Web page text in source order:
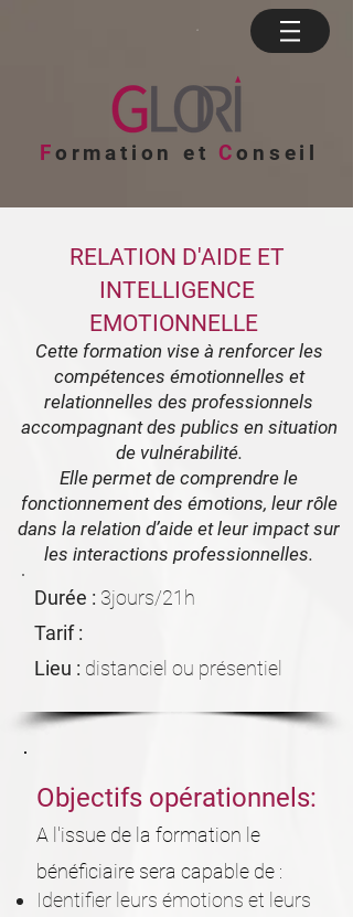
Formation et Conseil
RELATION D'AIDE ET
INTELLIGENCE
EMOTIONNELLE
Cette formation vise à renforcer les
compétences émotionnelles et
relationnelles des professionnels
accompagnant des publics en situation
de vulnérabilité.
Elle permet de comprendre le
fonctionnement des émotions, leur rôle
dans la relation d’aide et leur impact sur
les interactions professionnelles.
Durée : 3jours/21h
Tarif :
Lieu : distanciel ou présentiel
Objectifs opérationnels:
A l'issue de la formation le
bénéficiaire sera capable de :
Identifier leurs émotions et leurs